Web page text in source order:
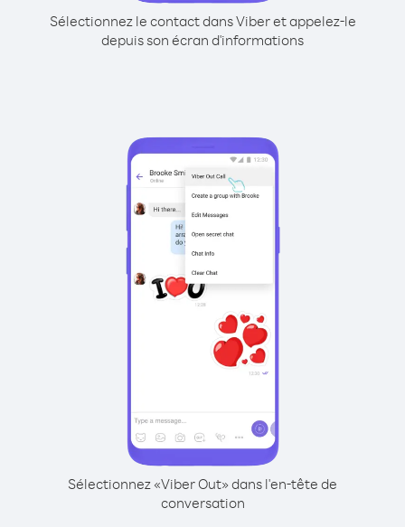
Sélectionnez le contact dans Viber et appelez-le
depuis son écran d'informations
Sélectionnez «Viber Out» dans l'en-tête de
conversation